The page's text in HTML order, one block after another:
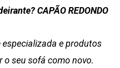
CAPÃO REDONDO
e produtos
o seu sofá como novo.